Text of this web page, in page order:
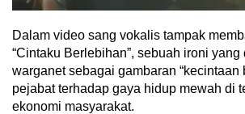
Dalam video sang vokalis tampak
“Cintaku Berlebihan”, sebuah ironi yang
warganet sebagai gambaran “kecintaan
pejabat terhadap gaya hidup mewah di
ekonomi masyarakat.